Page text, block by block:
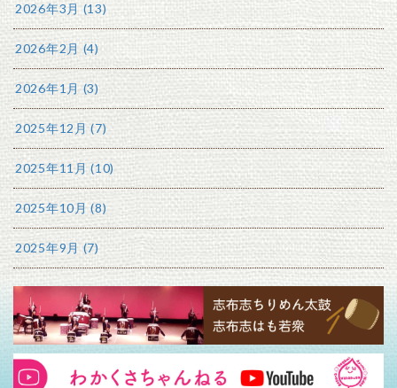
2026年3月 (13)
2026年2月 (4)
2026年1月 (3)
2025年12月 (7)
2025年11月 (10)
2025年10月 (8)
2025年9月 (7)